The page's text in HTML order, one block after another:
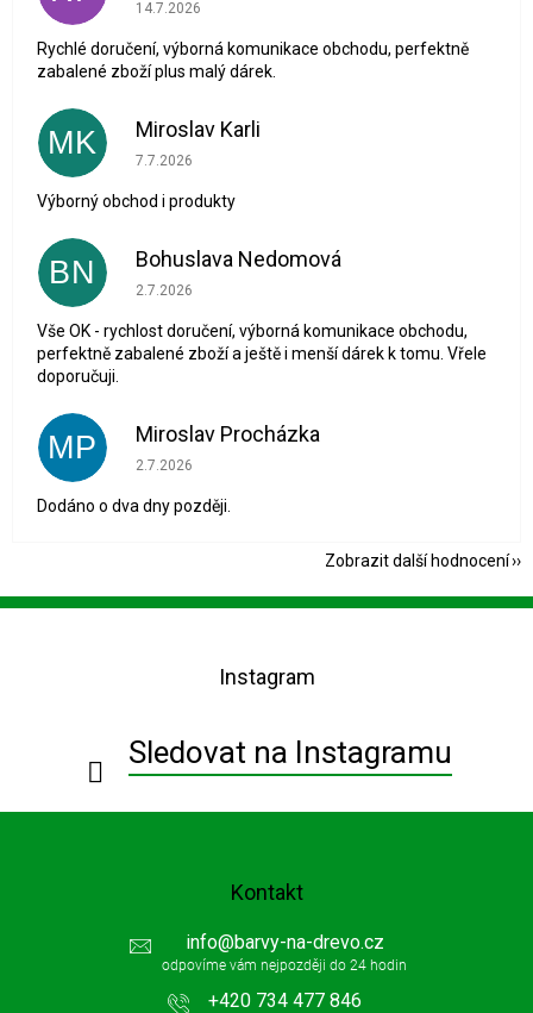
14.7.2026
Rychlé doručení, výborná komunikace obchodu, perfektně
zabalené zboží plus malý dárek.
MK Miroslav Karli
Hodnocení obchodu je 5 z 5 hvězdiček.
7.7.2026
Výborný obchod i produkty
BN Bohuslava Nedomová
Hodnocení obchodu je 5 z 5 hvězdiček.
2.7.2026
Vše OK - rychlost doručení, výborná komunikace obchodu,
perfektně zabalené zboží a ještě i menší dárek k tomu. Vřele
doporučuji.
MP Miroslav Procházka
Hodnocení obchodu je 1 z 5 hvězdiček.
2.7.2026
Dodáno o dva dny později.
Zobrazit další hodnocení
Z
Instagram
Sledovat na Instagramu
Kontakt
info@barvy-na-drevo.cz
+420 734 477 846